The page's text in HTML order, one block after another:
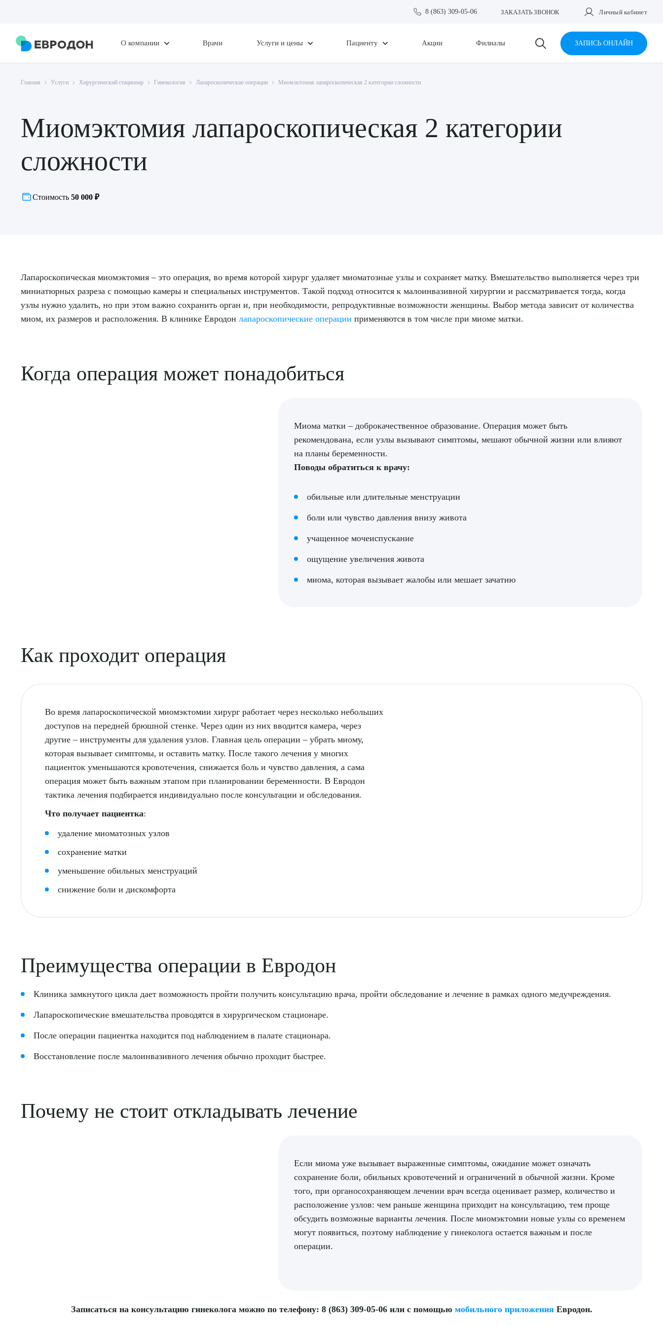
8 (863) 309-05-06 ЗАКАЗАТЬ ЗВОНОК Личный кабинет
О компании Врачи Услуги и цены Пациенту Акции Филиалы ЗАПИСЬ ОНЛАЙН
Главная Услуги Хирургический стационар Гинекология Лапароскопические операции Миомэктомия лапароскопическая 2 категории сложности
Миомэктомия лапароскопическая 2 категории
сложности
Стоимость 50 000 ₽
Лапароскопическая миомэктомия – это операция, во время которой хирург удаляет миоматозные узлы и сохраняет матку. Вмешательство выполняется через три
миниатюрных разреза с помощью камеры и специальных инструментов. Такой подход относится к малоинвазивной хирургии и рассматривается тогда, когда
узлы нужно удалить, но при этом важно сохранить орган и, при необходимости, репродуктивные возможности женщины. Выбор метода зависит от количества
миом, их размеров и расположения. В клинике Евродон лапароскопические операции применяются в том числе при миоме матки.
Когда операция может понадобиться
Миома матки – доброкачественное образование. Операция может быть
рекомендована, если узлы вызывают симптомы, мешают обычной жизни или влияют
на планы беременности.
Поводы обратиться к врачу:
обильные или длительные менструации
боли или чувство давления внизу живота
учащенное мочеиспускание
ощущение увеличения живота
миома, которая вызывает жалобы или мешает зачатию
Как проходит операция
Во время лапароскопической миомэктомии хирург работает через несколько небольших
доступов на передней брюшной стенке. Через один из них вводится камера, через
другие – инструменты для удаления узлов. Главная цель операции – убрать миому,
которая вызывает симптомы, и оставить матку. После такого лечения у многих
пациенток уменьшаются кровотечения, снижается боль и чувство давления, а сама
операция может быть важным этапом при планировании беременности. В Евродон
тактика лечения подбирается индивидуально после консультации и обследования.
Что получает пациентка:
удаление миоматозных узлов
сохранение матки
уменьшение обильных менструаций
снижение боли и дискомфорта
Преимущества операции в Евродон
Клиника замкнутого цикла дает возможность пройти получить консультацию врача, пройти обследование и лечение в рамках одного медучреждения.
Лапароскопические вмешательства проводятся в хирургическом стационаре.
После операции пациентка находится под наблюдением в палате стационара.
Восстановление после малоинвазивного лечения обычно проходит быстрее.
Почему не стоит откладывать лечение
Если миома уже вызывает выраженные симптомы, ожидание может означать
сохранение боли, обильных кровотечений и ограничений в обычной жизни. Кроме
того, при органосохраняющем лечении врач всегда оценивает размер, количество и
расположение узлов: чем раньше женщина приходит на консультацию, тем проще
обсудить возможные варианты лечения. После миомэктомии новые узлы со временем
могут появиться, поэтому наблюдение у гинеколога остается важным и после
операции.
Записаться на консультацию гинеколога можно по телефону: 8 (863) 309-05-06 или с помощью мобильного приложенияЕвродон.
Выберите сопутствующую услугу